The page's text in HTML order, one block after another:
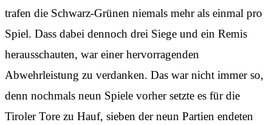
trafen die Schwarz-Grünen niemals mehr als einmal pro
Spiel. Dass dabei dennoch drei Siege und ein Remis
herausschauten, war einer hervorragenden
Abwehrleistung zu verdanken. Das war nicht immer so,
denn nochmals neun Spiele vorher setzte es für die
Tiroler Tore zu Hauf, sieben der neun Partien endeten